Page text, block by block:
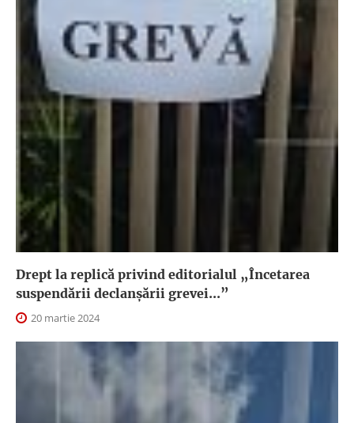
Drept la replică privind editorialul „Încetarea
suspendării declanşării grevei...”
20 martie 2024